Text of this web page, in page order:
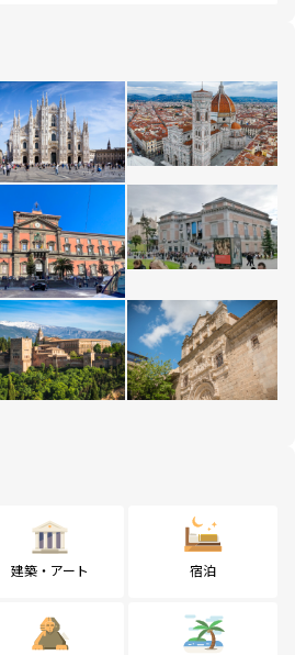
建築・アート 宿泊